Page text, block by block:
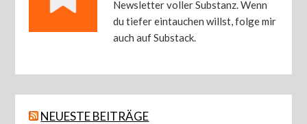
Newsletter voller Substanz. Wenn
du tiefer eintauchen willst, folge mir
auch auf Substack.
NEUESTE BEITRÄGE